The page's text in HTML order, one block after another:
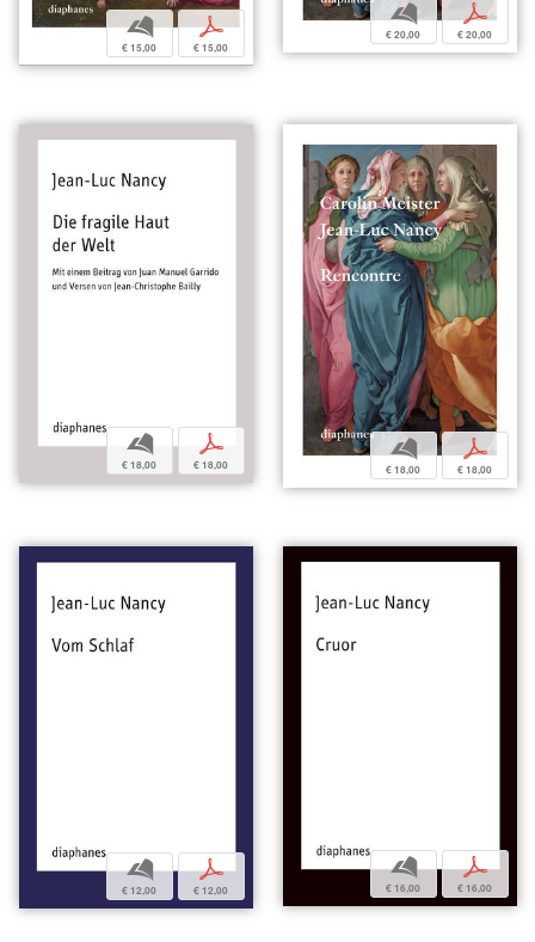
b
€ 15,00
p
€ 15,00
b
€ 20,00
p
€ 20,00
b
€ 18,00
p
€ 18,00
b
€ 18,00
p
€ 18,00
b
€ 12,00
p
€ 12,00
b
€ 16,00
p
€ 16,00